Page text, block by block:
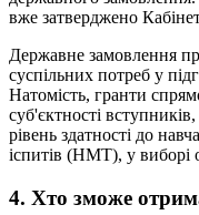
вже затверджено
Державне замовлення
суспільних потреб у
Натомість, гранти
суб'єктності
рівень здатності до
іспитів (НМТ), у виборі
4. Хто зможе